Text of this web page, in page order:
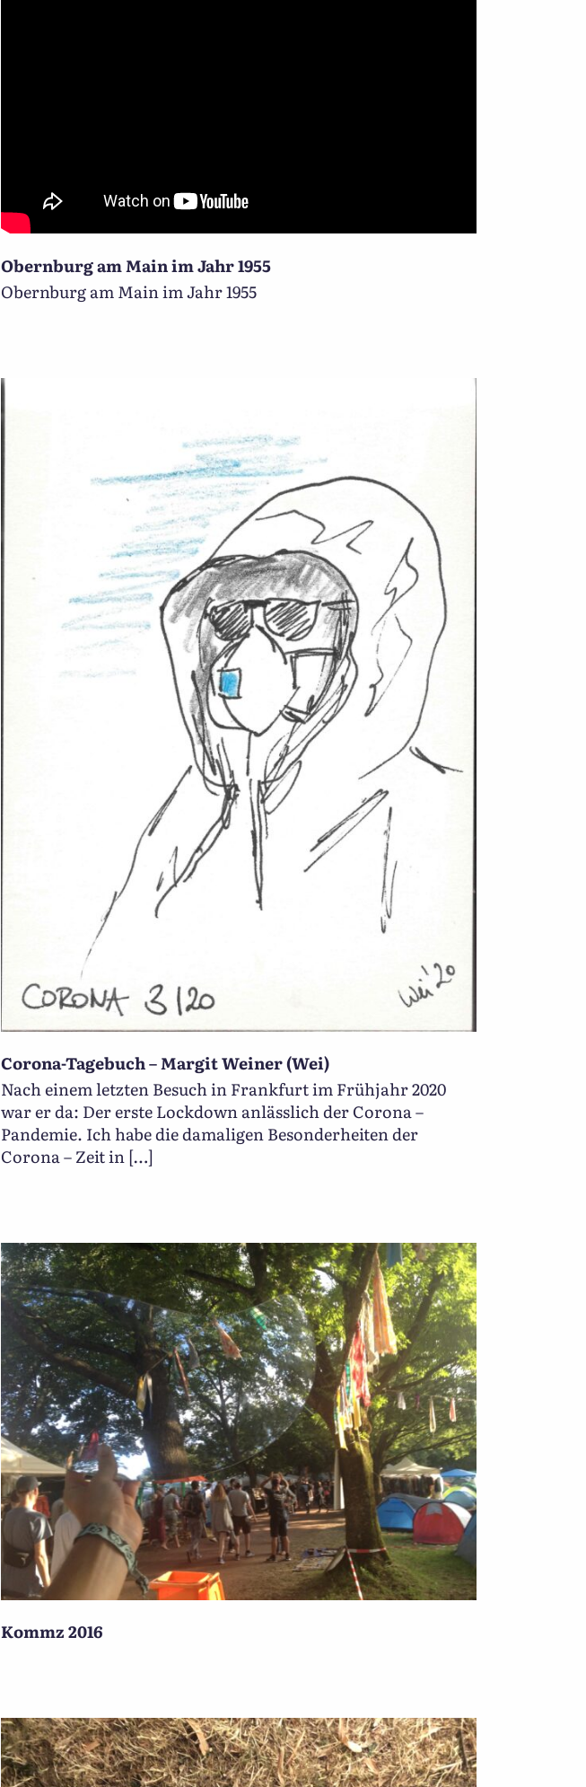
Obernburg am Main im Jahr 1955
Obernburg am Main im Jahr 1955
Corona-Tagebuch – Margit Weiner (Wei)
Nach einem letzten Besuch in Frankfurt im Frühjahr 2020
war er da: Der erste Lockdown anlässlich der Corona –
Pandemie. Ich habe die damaligen Besonderheiten der
Corona – Zeit in […]
Kommz 2016